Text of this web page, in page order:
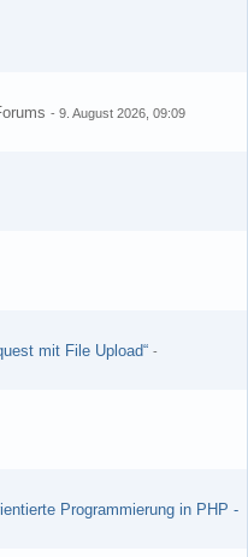
- 9. August 2026, 09:09
mit File Upload“ -
Programmierung in PHP -